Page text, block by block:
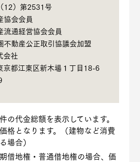
12）第2531号
協会会員
流通経営協会会員
不動産公正取引協議会加盟
会社
都江東区新木場１丁目18-6
の代金総額を表示しています。
格となります。（建物など消費
場合）
借地権・普通借地権の場合、価